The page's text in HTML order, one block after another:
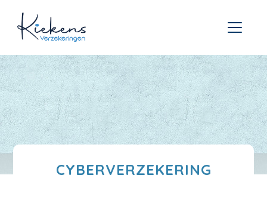
CYBERVERZEKERING